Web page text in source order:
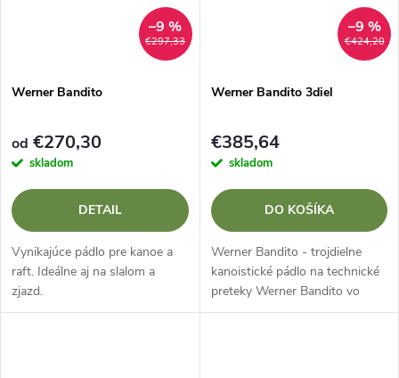
€297,33
–9 %
Werner Bandito
od €270,30
skladom
DETAIL
Vynikajúce pádlo pre kanoe a
raft. Ideálne aj na slalom a
zjazd.
€424,20
–9 %
Werner Bandito 3diel
€385,64
skladom
DO KOŠÍKA
Werner Bandito - trojdielne
kanoistické pádlo na technické
preteky Werner Bandito vo
verzii 3 Piece Straight Shaft je